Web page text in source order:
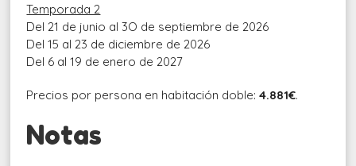
Temporada 2
Del 21 de junio al 3O de septiembre de 2026
Del 15 al 23 de diciembre de 2026
Del 6 al 19 de enero de 2027
Precios por persona en habitación doble:4.881€.
Notas